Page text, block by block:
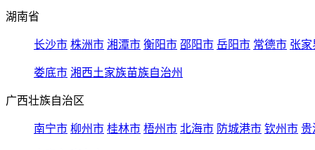
湖南省
长沙市 株洲市 湘潭市 衡阳市 邵阳市 岳阳市 常德市 张家
娄底市 湘西土家族苗族自治州
广西壮族自治区
南宁市 柳州市 桂林市 梧州市 北海市 防城港市 钦州市 贵